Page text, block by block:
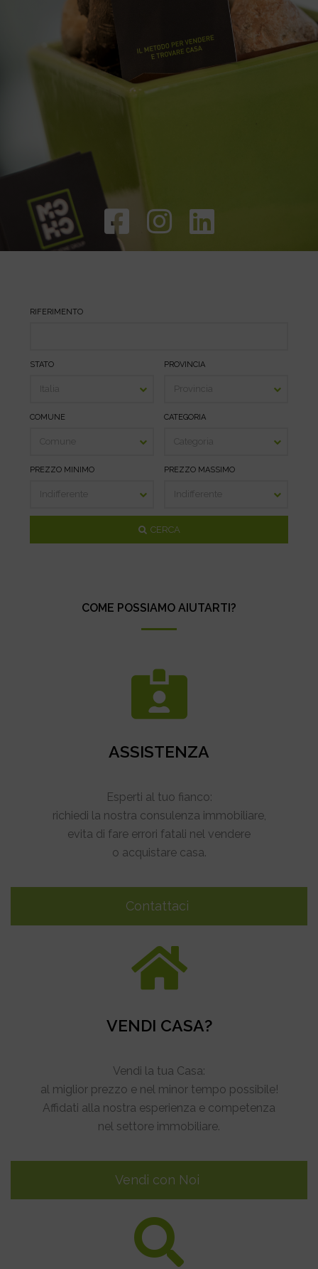
RIFERIMENTO
STATO PROVINCIA
COMUNE CATEGORIA
PREZZO MINIMO PREZZO MASSIMO
CERCA
COME POSSIAMO AIUTARTI?
ASSISTENZA
Esperti al tuo fianco:
richiedi la nostra consulenza immobiliare,
evita di fare errori fatali nel vendere
o acquistare casa.
Contattaci
VENDI CASA?
Vendi la tua Casa:
al miglior prezzo e nel minor tempo possibile!
Affidati alla nostra esperienza e competenza
nel settore immobiliare.
Vendi con Noi